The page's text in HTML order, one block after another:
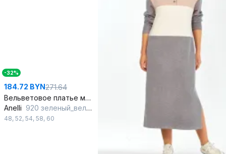
-32%
184.72 BYN271.64
Вельветовое платье миди с накладными карманамиНа каждый день
Anelli 920 зеленый_вельвет
48, 52, 54, 58, 60